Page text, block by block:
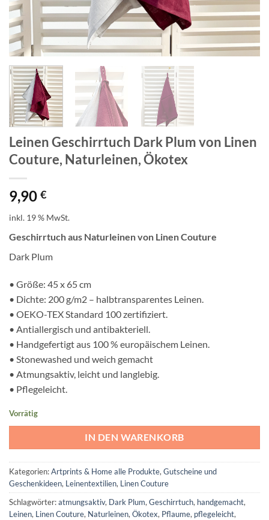
Leinen Geschirrtuch Dark Plum von Linen
Couture, Naturleinen, Ökotex
9,90 €
inkl. 19 % MwSt.
Geschirrtuch aus Naturleinen von Linen Couture
Dark Plum
• Größe: 45 x 65 cm
• Dichte: 200 g/m2 – halbtransparentes Leinen.
• OEKO-TEX Standard 100 zertifiziert.
• Antiallergisch und antibakteriell.
• Handgefertigt aus 100 % europäischem Leinen.
• Stonewashed und weich gemacht
• Atmungsaktiv, leicht und langlebig.
• Pflegeleicht.
Vorrätig
IN DEN WARENKORB
Kategorien:Artprints & Home alle Produkte, Gutscheine und
Geschenkideen, Leinentextilien, Linen Couture
Schlagwörter:atmungsaktiv, Dark Plum, Geschirrtuch, handgemacht,
Leinen, Linen Couture, Naturleinen, Ökotex, Pflaume, pflegeleicht,